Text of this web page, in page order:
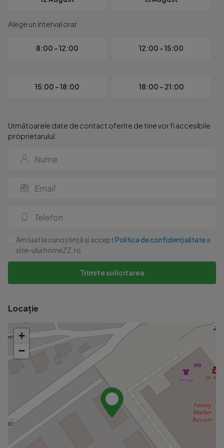
- Supraveghere video
-> Cartierul Freya Home reprezintă un complex
Pentru vizionări sau informații suplimentare:
Alege un interval orar
8:00 - 12:00 12:00 - 15:00
15:00 - 18:00 18:00 - 21:00
Următoarele date de contact oferite de tine vor fi accesibile
proprietarului:
Am luat la cunoștință și acceptPolitica de confidențialitatea
site-ului homeZZ.ro
Trimite solicitarea
Locație
+
−